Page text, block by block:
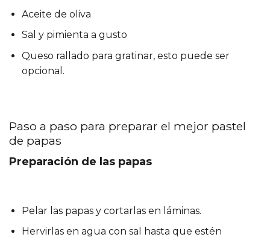
Aceite de oliva
Sal y pimienta a gusto
Queso rallado para gratinar, esto puede ser
opcional.
Paso a paso para preparar el mejor pastel
de papas
Preparación de las papas
Pelar las papas y cortarlas en láminas.
Hervirlas en agua con sal hasta que estén